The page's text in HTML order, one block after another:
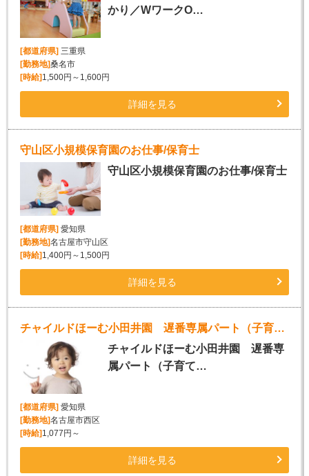
かり／WワークO…
[都道府県] 三重県
[勤務地]桑名市
[時給] 1,500円～1,600円
詳細を見る
守山区小規模保育園のお仕事/保育士
守山区小規模保育園のお仕事/保育士
[都道府県] 愛知県
[勤務地]名古屋市守山区
[時給] 1,400円～1,500円
詳細を見る
チャイルドほーむ小田井園 遅番専属パート（子育て支援員） 小規模保育園
チャイルドほーむ小田井園 遅番専
属パート（子育て…
[都道府県] 愛知県
[勤務地]名古屋市西区
[時給] 1,077円～
詳細を見る